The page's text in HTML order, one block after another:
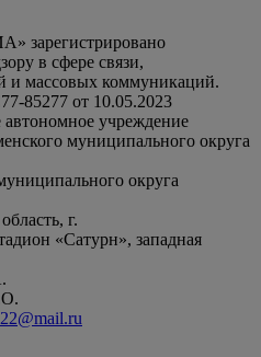
зарегистрировано
в сфере связи,
и массовых коммуникаций.
85277 от 10.05.2023
учреждение
муниципального округа
округа
г.
«Сатурн», западная